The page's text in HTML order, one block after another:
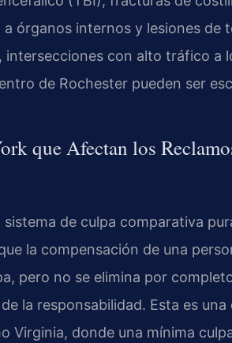
a órganos internos y lesiones de
intersecciones con alto tráfico a
de Rochester pueden ser
que Afectan los
sistema de culpa comparativa
la compensación de una
pero no se elimina por
la responsabilidad. Esta es
Virginia, donde una mínima